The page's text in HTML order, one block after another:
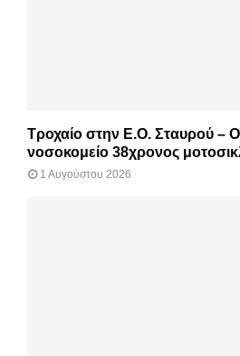
Τροχαίο στην Ε.Ο. Σταυρού –
νοσοκομείο 38χρονος
1 Αυγούστου 2026